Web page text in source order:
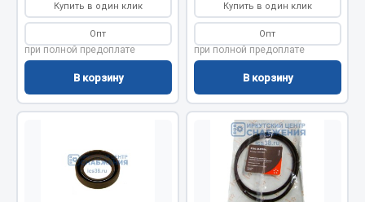
Прокладки
Рукава высокого давления
Показать ещё
Весь раздел
Автомобильная электрика
Купить в один клик
Опт
при полной предоплате
В корзину
Купить в один клик
Опт
при полной предоплате
В корзину